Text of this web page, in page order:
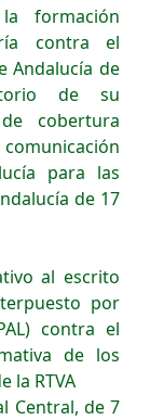
formación
contra el
Andalucía de
de su
cobertura
para las
de 17
al escrito
por
contra el
de los
la RTVA
Central, de 7